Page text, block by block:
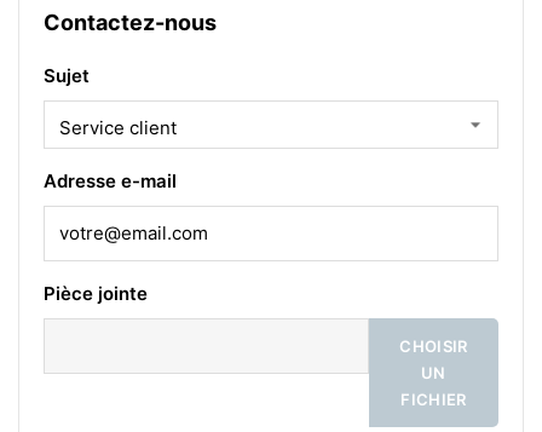
Contactez-nous
Sujet
Adresse e-mail
Pièce jointe
CHOISIR
UN
FICHIER